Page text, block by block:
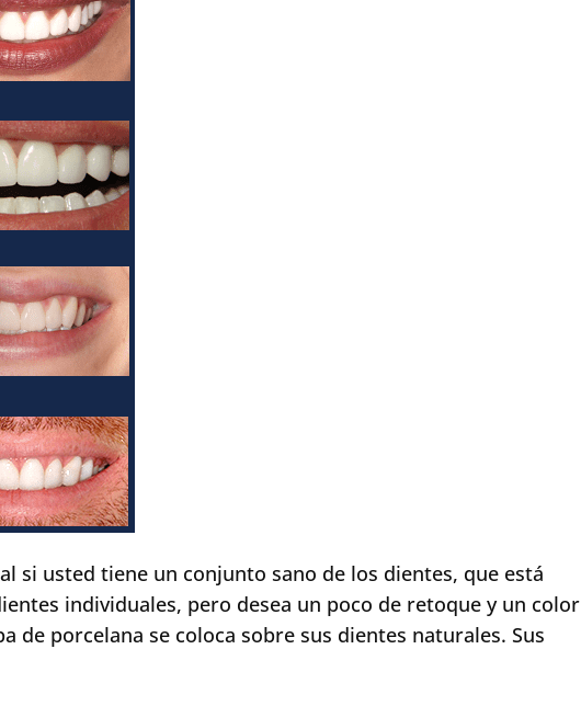
si usted tiene un conjunto sano de los dientes, que está
individuales, pero desea un poco de retoque y un color
de porcelana se coloca sobre sus dientes naturales. Sus